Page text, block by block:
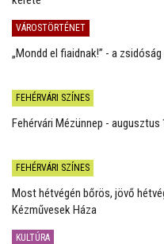
VÁROSTÖRTÉNET
„Mondd el fiaidnak!” - a
FEHÉRVÁRI SZÍNES
Fehérvári Mézünnep -
FEHÉRVÁRI SZÍNES
Most hétvégén bőrös, jövő
Kézművesek Háza
KULTÚRA